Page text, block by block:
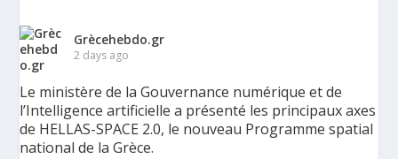
Grècehebdo.gr
2 days ago
Le ministère de la Gouvernance numérique et de
l’Intelligence artificielle a présenté les principaux axes
de HELLAS-SPACE 2.0, le nouveau Programme spatial
national de la Grèce.